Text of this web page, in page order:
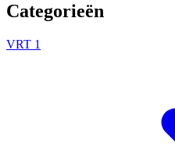
Categorieën
VRT 1